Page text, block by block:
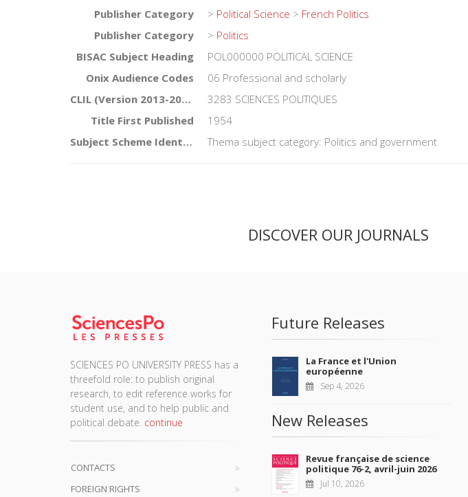
Publisher Category
> Political Science > French Politics
Publisher Category
> Politics
BISAC Subject Heading
POL000000 POLITICAL SCIENCE
Onix Audience Codes
06 Professional and scholarly
CLIL (Version 2013-2019)
3283 SCIENCES POLITIQUES
Title First Published
1954
Subject Scheme Identifier Code
Thema subject category: Politics and government
DISCOVER OUR JOURNALS
SCIENCES PO UNIVERSITY PRESS has a
threefold role: to publish original
research, to edit reference works for
student use, and to help public and
political debate. continue
CONTACTS
FOREIGN RIGHTS
Future Releases
La France et l'Union
européenne
Sep 4, 2026
New Releases
Revue française de science
politique 76-2, avril-juin 2026
Jul 10, 2026